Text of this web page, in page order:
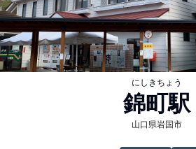
にしきちょう
錦町駅
山口県岩国市